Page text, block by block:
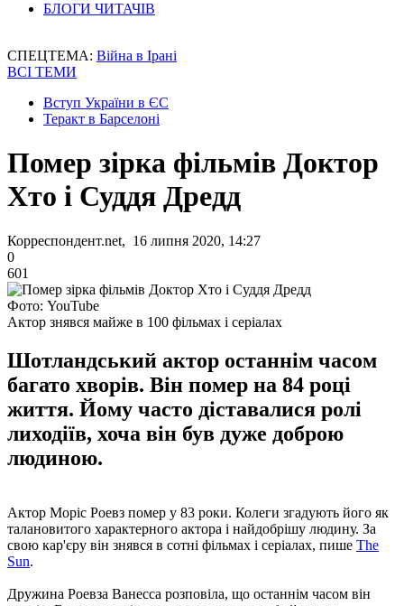
БЛОГИ ЧИТАЧІВ
СПЕЦТЕМА: Війна в Ірані
ВСІ ТЕМИ
Вступ України в ЄС
Теракт в Барселоні
Помер зірка фільмів Доктор
Хто і Суддя Дредд
Корреспондент.net, 16 липня 2020, 14:27
0
601
Фото: YouTube
Актор знявся майже в 100 фільмах і серіалах
Шотландський актор останнім часом
багато хворів. Він помер на 84 році
життя. Йому часто діставалися ролі
лиходіїв, хоча він був дуже доброю
людиною.
Актор Моріс Роевз помер у 83 роки. Колеги згадують його як
талановитого характерного актора і найдобрішу людину. За
свою кар'єру він знявся в сотні фільмах і серіалах, пише The
Sun.
Дружина Роевза Ванесса розповіла, що останнім часом він